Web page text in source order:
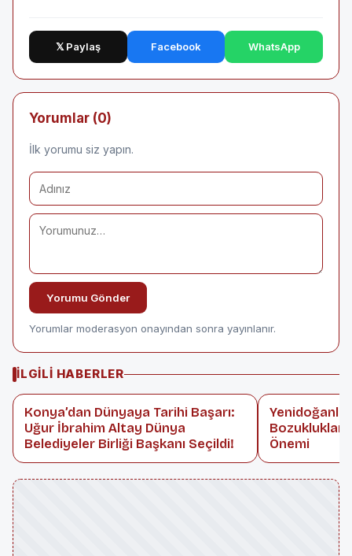
𝕏 Paylaş Facebook WhatsApp
Yorumlar (0)
İlk yorumu siz yapın.
Yorumu Gönder
Yorumlar moderasyon onayından sonra yayınlanır.
İLGILI HABERLER
Konya’dan Dünyaya Tarihi Başarı:
Uğur İbrahim Altay Dünya
Belediyeler Birliği Başkanı Seçildi!
Önemi